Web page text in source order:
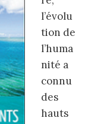
l’évolu
tion de
l’huma
nité a
connu
des
hauts